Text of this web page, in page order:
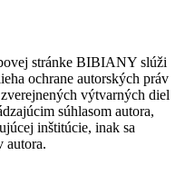
stránke BIBIANY slúži
ochrane autorských práv
výtvarných diel
súhlasom autora,
inštitúcie, inak sa
autora.